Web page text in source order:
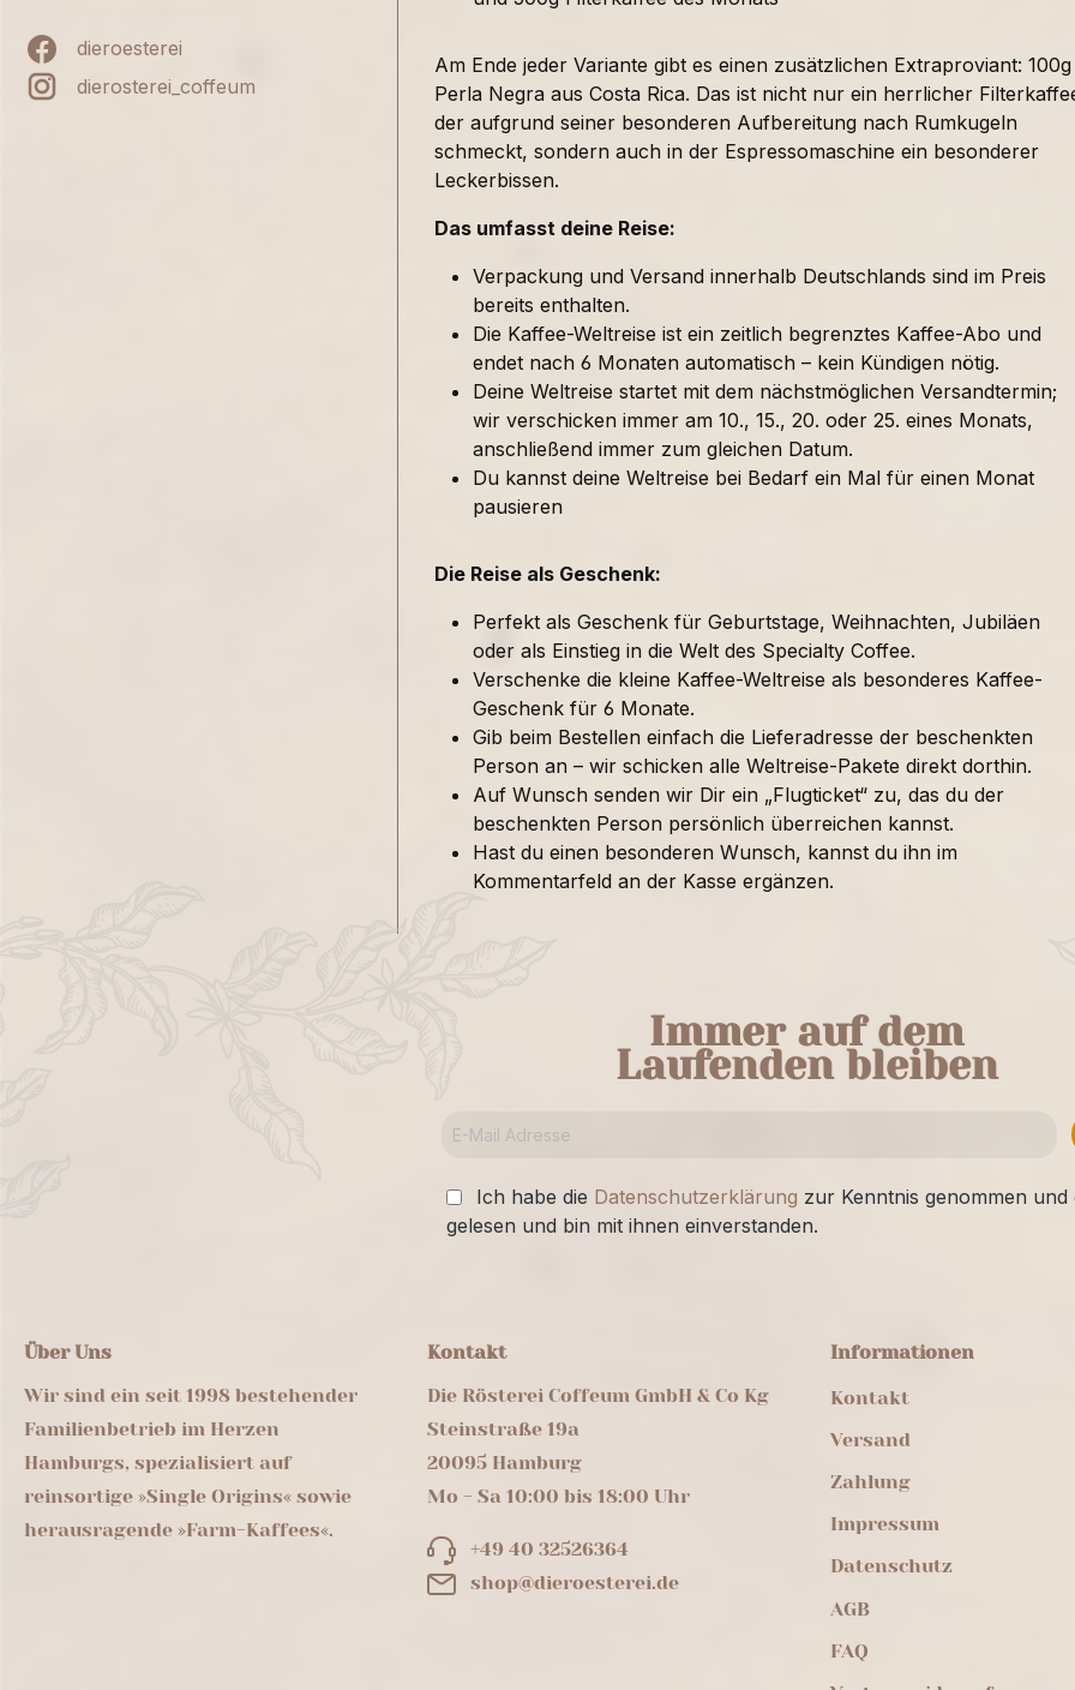
dieroesterei
dierosterei_coffeum
Am Ende jeder Variante gibt es einen zusätzlichen Extraproviant: 100g
Perla Negra aus Costa Rica. Das ist nicht nur ein herrlicher
der aufgrund seiner besonderen Aufbereitung nach Rumkugeln
schmeckt, sondern auch in der Espressomaschine ein besonderer
Leckerbissen.
Das umfasst deine Reise:
Verpackung und Versand innerhalb Deutschlands sind im Preis
bereits enthalten.
Die Kaffee-Weltreise ist ein zeitlich begrenztes Kaffee-Abo und
endet nach 6 Monaten automatisch – kein Kündigen nötig.
Deine Weltreise startet mit dem nächstmöglichen Versandtermin;
wir verschicken immer am 10., 15., 20. oder 25. eines Monats,
anschließend immer zum gleichen Datum.
Du kannst deine Weltreise bei Bedarf ein Mal für einen Monat
pausieren
Die Reise als Geschenk:
Perfekt als Geschenk für Geburtstage, Weihnachten, Jubiläen
oder als Einstieg in die Welt des Specialty Coffee.
Verschenke die kleine Kaffee-Weltreise als besonderes Kaffee-
Geschenk für 6 Monate.
Gib beim Bestellen einfach die Lieferadresse der beschenkten
Person an – wir schicken alle Weltreise-Pakete direkt dorthin.
Auf Wunsch senden wir Dir ein „Flugticket“ zu, das du der
beschenkten Person persönlich überreichen kannst.
Hast du einen besonderen Wunsch, kannst du ihn im
Kommentarfeld an der Kasse ergänzen.
Immer auf dem
Laufenden bleiben
Ich habe die Datenschutzerklärung zur Kenntnis genommen
gelesen und bin mit ihnen einverstanden.
Über Uns
Wir sind ein seit 1998 bestehender
Familienbetrieb im Herzen
Hamburgs, spezialisiert auf
reinsortige »Single Origins« sowie
herausragende »Farm-Kaffees«.
Kontakt
Die Rösterei Coffeum GmbH & Co Kg
Steinstraße 19a
20095 Hamburg
Mo - Sa 10:00 bis 18:00 Uhr
+49 40 32526364
shop@dieroesterei.de
Informationen
Kontakt
Versand
Zahlung
Impressum
Datenschutz
AGB
FAQ